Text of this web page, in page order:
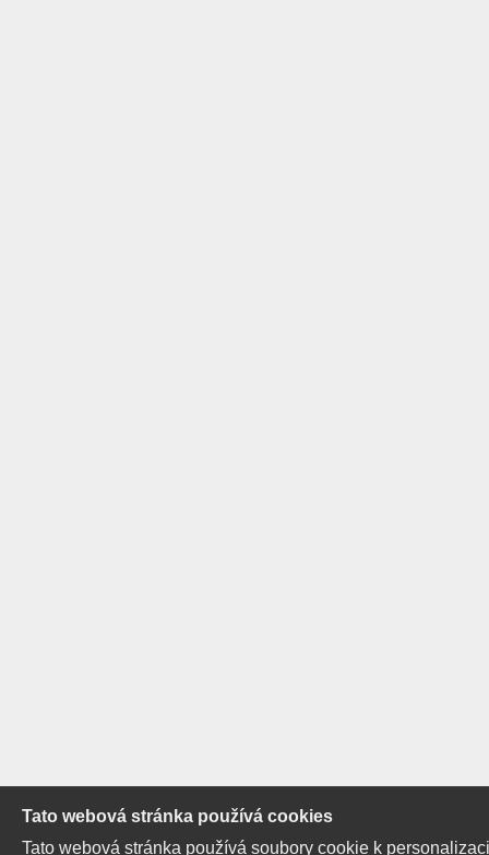
Tato webová stránka používá cookies
Tato webová stránka používá soubory cookie k